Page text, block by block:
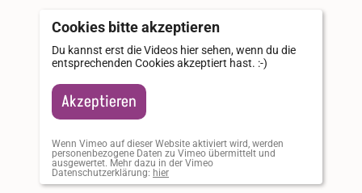
Cookies bitte akzeptieren
Du kannst erst die Videos hier sehen, wenn du die
entsprechenden Cookies akzeptiert hast. :-)
Akzeptieren
Wenn Vimeo auf dieser Website aktiviert wird, werden
personenbezogene Daten zu Vimeo übermittelt und
ausgewertet. Mehr dazu in der Vimeo
Datenschutzerklärung: hier